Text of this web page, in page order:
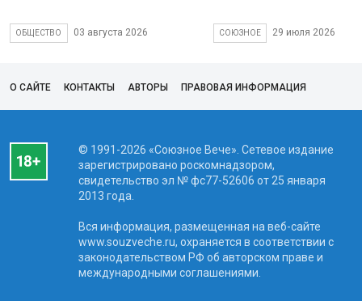
ОБЩЕСТВО 03 августа 2026 СОЮЗНОЕ 29 июля 2026
О САЙТЕ КОНТАКТЫ АВТОРЫ ПРАВОВАЯ ИНФОРМАЦИЯ
© 1991-2026 «Союзное Вече». Сетевое издание
зарегистрировано роскомнадзором,
свидетельство эл № фc77-52606 от 25 января
2013 года.
Вся информация, размещенная на веб-сайте
www.souzveche.ru, охраняется в соответствии с
законодательством РФ об авторском праве и
международными соглашениями.